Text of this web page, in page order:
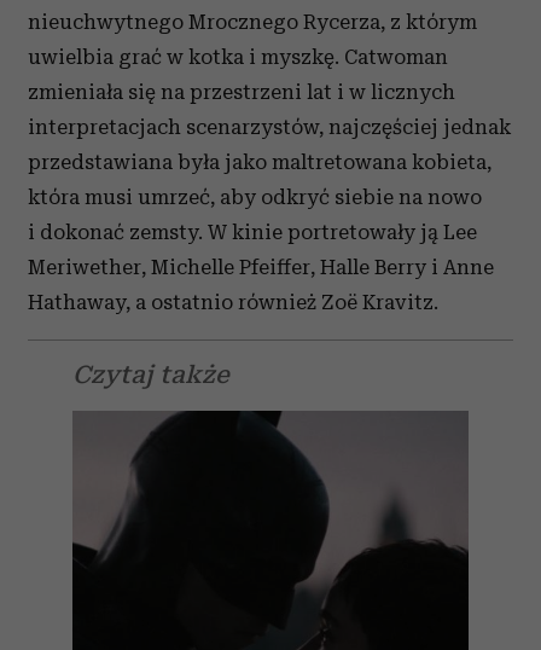
nieuchwytnego Mrocznego Rycerza, z którym
uwielbia grać w kotka i myszkę. Catwoman
zmieniała się na przestrzeni lat i w licznych
interpretacjach scenarzystów, najczęściej jednak
przedstawiana była jako maltretowana kobieta,
która musi umrzeć, aby odkryć siebie na nowo
i dokonać zemsty. W kinie portretowały ją Lee
Meriwether, Michelle Pfeiffer, Halle Berry i Anne
Hathaway, a ostatnio również Zoë Kravitz.
Czytaj także